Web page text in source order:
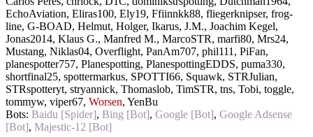
EchoAviation, Eliras100, Ely19, Ffiinnkk88, fliegerknipser, frog-
line, G-BOAD, Helmut, Holger, Ikarus, J.M., Joachim Kegel,
Jonas2014, Klaus G., Manfred M., MarcoSTR, marfi80, Mrs24,
Mustang, Niklas04, Overflight, PanAm707, phil111 , PiFan,
planespotter757, Planespotting, PlanespottingEDDS, puma330,
shortfinal25, spottermarkus, SPOTTI66, Squawk, STRJulian,
STRspotteryt, stryannick, Thomaslob, TimSTR, tns, Tobi, toggle,
tommyw, viper67, Worsen, YenBu
Bots: Baidu [Spider], Bing [Bot], Google [Bot], Google Adsense
[Bot], Majestic-12 [Bot]